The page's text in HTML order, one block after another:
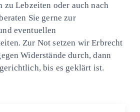
zu Lebzeiten oder auch nach
Sie gerne zur
eventuellen
Zur Not setzen wir Erbrecht
Widerstände durch, dann
bis es geklärt ist.